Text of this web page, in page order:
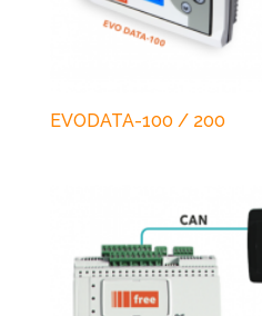
EVODATA-100 / 200